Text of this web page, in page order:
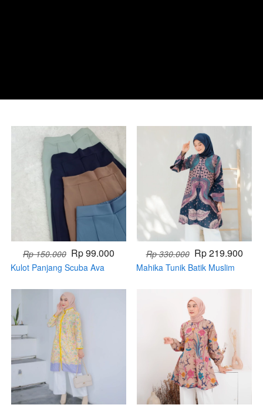
Rp 150.000 Rp 99.000
Kulot Panjang Scuba Ava
Rp 330.000 Rp 219.900
Mahika Tunik Batik Muslim